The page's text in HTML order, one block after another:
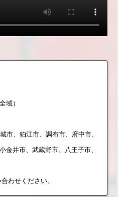
域）
市、狛江市、調布市、府中市、
金井市、武蔵野市、八王子市、
わせください。